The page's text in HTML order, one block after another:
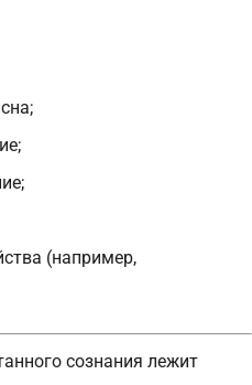
(например,
сознания лежит